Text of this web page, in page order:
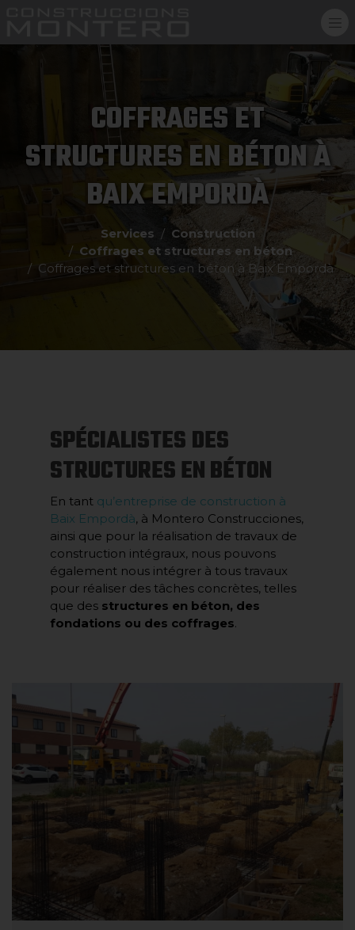
COFFRAGES ET
STRUCTURES EN BÉTON À
BAIX EMPORDÀ
Services
Construction
Coffrages et structures en béton
Coffrages et structures en béton à Baix Empordà
SPÉCIALISTES DES
STRUCTURES EN BÉTON
En tant qu’entreprise de construction à
Baix Empordà, à Montero Construcciones,
ainsi que pour la réalisation de travaux de
construction intégraux, nous pouvons
également nous intégrer à tous travaux
pour réaliser des tâches concrètes, telles
que des structures en béton, des
fondations ou des coffrages.